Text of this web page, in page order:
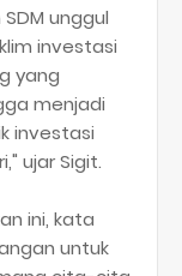
unggul
investasi
yang
menjadi
investasi
ujar Sigit.
ini, kata
untuk